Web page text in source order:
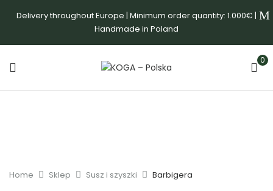
Delivery throughout Europe | Minimum order quantity: 1.000€ |
Handmade in Poland
0
Home Sklep Susz i szyszki Barbigera